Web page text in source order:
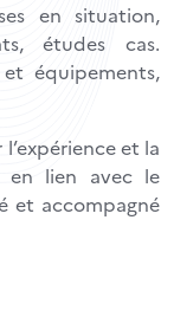
en situation,
études cas.
équipements,
et la
en lien avec le
et accompagné